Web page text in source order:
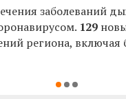
заболеваний
129
региона, включая